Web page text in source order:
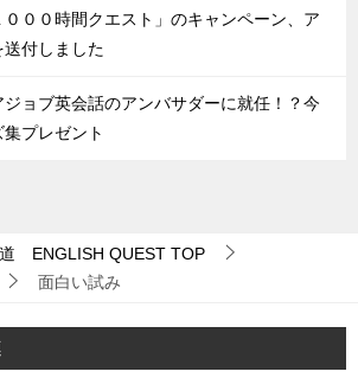
０００時間クエスト」のキャンペーン、ア
付しました
ョブ英会話のアンバサダーに就任！？今
プレゼント
ENGLISH QUEST TOP
面白い試み